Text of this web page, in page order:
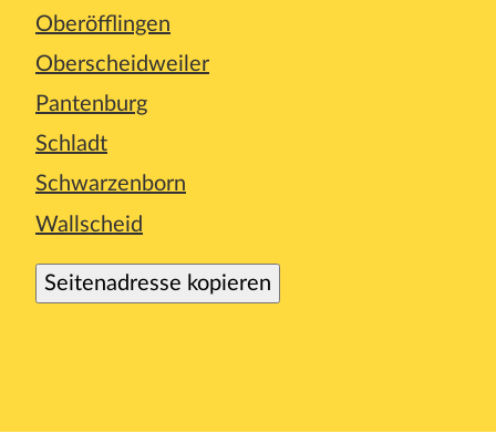
Oberöfflingen
Oberscheidweiler
Pantenburg
Schladt
Schwarzenborn
Wallscheid
Seitenadresse kopieren